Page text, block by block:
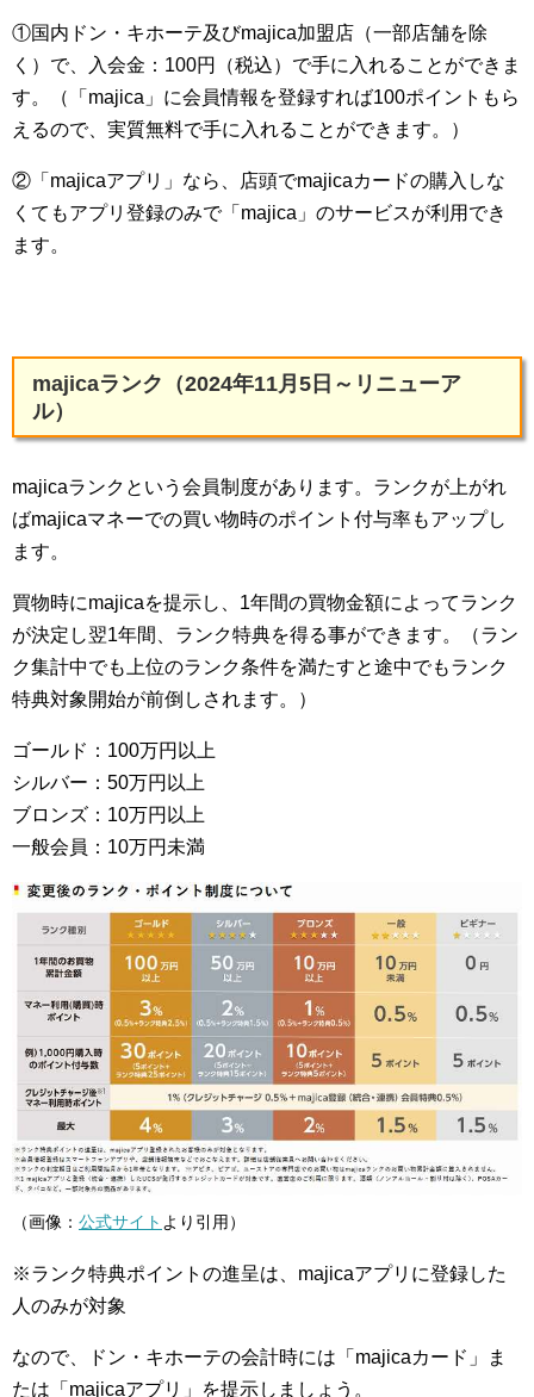
①国内ドン・キホーテ及びmajica加盟店（一部店舗を除
く）で、入会金：100円（税込）で手に入れることができま
す。（「majica」に会員情報を登録すれば100ポイントもら
えるので、実質無料で手に入れることができます。）
②「majicaアプリ」なら、店頭でmajicaカードの購入しな
くてもアプリ登録のみで「majica」のサービスが利用でき
ます。
majicaランク（2024年11月5日～リニューア
ル）
majicaランクという会員制度があります。ランクが上がれ
ばmajicaマネーでの買い物時のポイント付与率もアップし
ます。
買物時にmajicaを提示し、1年間の買物金額によってランク
が決定し翌1年間、ランク特典を得る事ができます。（ラン
ク集計中でも上位のランク条件を満たすと途中でもランク
特典対象開始が前倒しされます。）
ゴールド：100万円以上
シルバー：50万円以上
ブロンズ：10万円以上
一般会員：10万円未満
（画像： 公式サイト より引用）
※ランク特典ポイントの進呈は、majicaアプリに登録した
人のみが対象
なので、ドン・キホーテの会計時には「majicaカード」ま
たは「majicaアプリ」を提示しましょう。